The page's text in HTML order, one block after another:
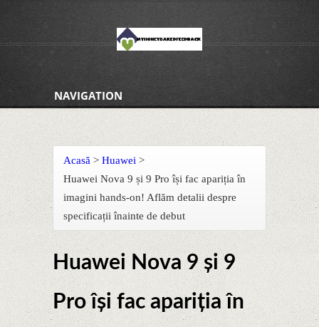
NAVIGATION
Acasă > Huawei >
Huawei Nova 9 și 9 Pro își fac apariția în
imagini hands-on! Aflăm detalii despre
specificații înainte de debut
Huawei Nova 9 și 9
Pro își fac apariția în